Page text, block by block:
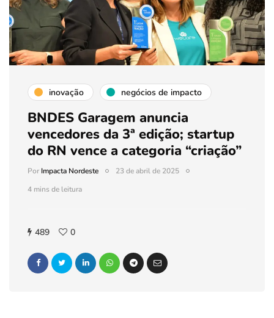
inovação negócios de impacto
BNDES Garagem anuncia
vencedores da 3ª edição; startup
do RN vence a categoria “criação”
PorImpacta Nordeste
23 de abril de 2025
4 mins de leitura
489 0